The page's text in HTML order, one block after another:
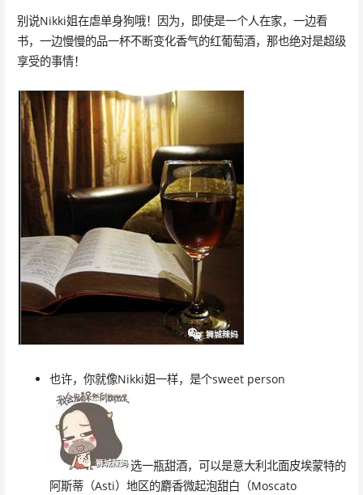
别说Nikki姐在虐单身狗哦！因为，即使是一个人在家，一边看
书，一边慢慢的品一杯不断变化香气的红葡萄酒，那也绝对是超级
享受的事情！
也许，你就像Nikki姐一样，是个sweet person
选一瓶甜酒，可以是意大利北面皮埃蒙特的
阿斯蒂（Asti）地区的麝香微起泡甜白（Moscato